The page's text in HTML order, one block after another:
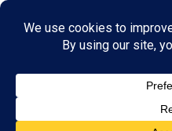
Nog